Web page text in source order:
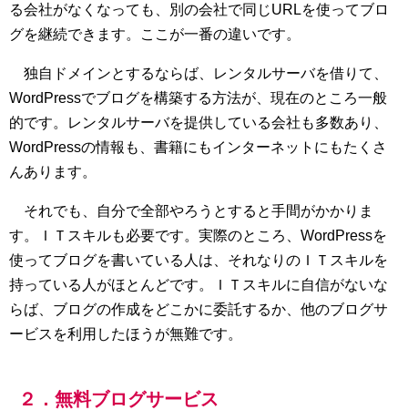
る会社がなくなっても、別の会社で同じURLを使ってブロ
グを継続できます。ここが一番の違いです。
独自ドメインとするならば、レンタルサーバを借りて、
WordPressでブログを構築する方法が、現在のところ一般
的です。レンタルサーバを提供している会社も多数あり、
WordPressの情報も、書籍にもインターネットにもたくさ
んあります。
それでも、自分で全部やろうとすると手間がかかりま
す。ＩＴスキルも必要です。実際のところ、WordPressを
使ってブログを書いている人は、それなりのＩＴスキルを
持っている人がほとんどです。ＩＴスキルに自信がないな
らば、ブログの作成をどこかに委託するか、他のブログサ
ービスを利用したほうが無難です。
２．無料ブログサービス